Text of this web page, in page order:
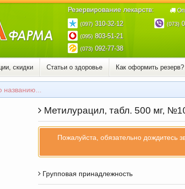
Резервирование лекарств:
(097)310-32-12
(095)803-51-21
(073)092-77-38
(073)
скидки Статьи о здоровье Как оформить резерв?
Метилурацил, табл. 500 мг,
Пожалуйста, обязательно дождитесь
Групповая принадлежность